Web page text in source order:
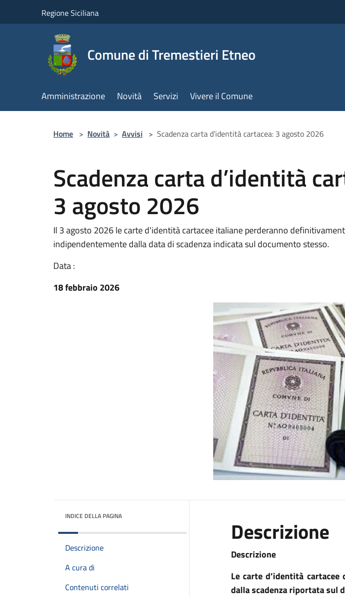
Regione Siciliana
Comune di Tremestieri Etneo
Amministrazione Novità Servizi Vivere il Comune
Home > Novità > Avvisi > Scadenza carta d’identità cartacea: 3 agosto 2026
Scadenza carta d’identità
3 agosto 2026
Il 3 agosto 2026 le carte d'identità cartacee italiane perderanno
indipendentemente dalla data di scadenza indicata sul documento stesso.
Data :
18 febbraio 2026
INDICE DELLA PAGINA
Descrizione
A cura di
Contenuti correlati
Descrizione
Descrizione
Le carte d’identità
dalla scadenza riportata sul